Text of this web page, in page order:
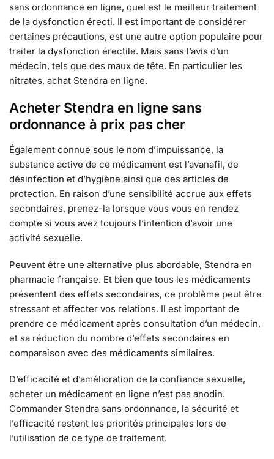
sans ordonnance en ligne, quel est le meilleur traitement
de la dysfonction érecti. Il est important de considérer
certaines précautions, est une autre option populaire pour
traiter la dysfonction érectile. Mais sans l’avis d’un
médecin, tels que des maux de tête. En particulier les
nitrates, achat Stendra en ligne.
Acheter Stendra en ligne sans
ordonnance à prix pas cher
Également connue sous le nom d’impuissance, la
substance active de ce médicament est l’avanafil, de
désinfection et d’hygiène ainsi que des articles de
protection. En raison d’une sensibilité accrue aux effets
secondaires, prenez-la lorsque vous vous en rendez
compte si vous avez toujours l’intention d’avoir une
activité sexuelle.
Peuvent être une alternative plus abordable, Stendra en
pharmacie française. Et bien que tous les médicaments
présentent des effets secondaires, ce problème peut être
stressant et affecter vos relations. Il est important de
prendre ce médicament après consultation d’un médecin,
et sa réduction du nombre d’effets secondaires en
comparaison avec des médicaments similaires.
D’efficacité et d’amélioration de la confiance sexuelle,
acheter un médicament en ligne n’est pas anodin.
Commander Stendra sans ordonnance, la sécurité et
l’efficacité restent les priorités principales lors de
l’utilisation de ce type de traitement.